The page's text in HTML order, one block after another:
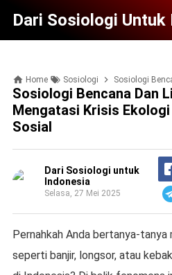
Dari Sosiologi Untuk
Home Sosiologi Sosiologi Bencana dan
Sosiologi Bencana Dan
Mengatasi Krisis
Sosial
Dari Sosiologi untuk
Indonesia
Selasa, 27 Mei 2025
Pernahkah Anda bertanya-tanya
seperti banjir, longsor, atau